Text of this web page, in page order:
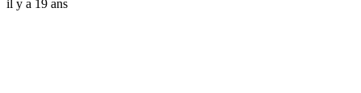
il y a 19 ans